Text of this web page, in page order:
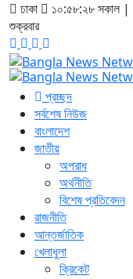
ঢাকা ১০:৫৮:২৮ সকাল |
শুক্রবার
প্রচ্ছদ
সর্বশেষ নিউজ
বাংলাদেশ
জাতীয়
অপরাধ
অর্থনীতি
বিশেষ প্রতিবেদন
রাজনীতি
আন্তর্জাতিক
খেলাধুলা
ক্রিকেট